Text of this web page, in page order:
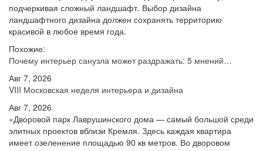
подчеркивая сложный ландшафт. Выбор дизайна
ландшафтного дизайна должен сохранять территорию
красивой в любое время года.
Похожие:
Почему интерьер санузла может раздражать: 5 мнений…
Авг 7, 2026
VIII Московская неделя интерьера и дизайна
Авг 7, 2026
«Дворовой парк Лаврушинского дома — самый большой среди
элитных проектов вблизи Кремля. Здесь каждая квартира
имеет озеленение площадью 90 кв метров. Во дворовом